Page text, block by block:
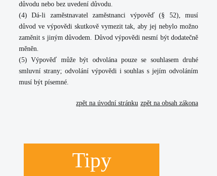
důvodu nebo bez uvedení důvodu.
(4) Dá-li zaměstnavatel zaměstnanci výpověď (§ 52), musí
důvod ve výpovědi skutkově vymezit tak, aby jej nebylo možno
zaměnit s jiným důvodem. Důvod výpovědi nesmí být dodatečně
měněn.
(5) Výpověď může být odvolána pouze se souhlasem druhé
smluvní strany; odvolání výpovědi i souhlas s jejím odvoláním
musí být písemné.
zpět na obsah zákona
zpět na úvodní stránku
Tipy